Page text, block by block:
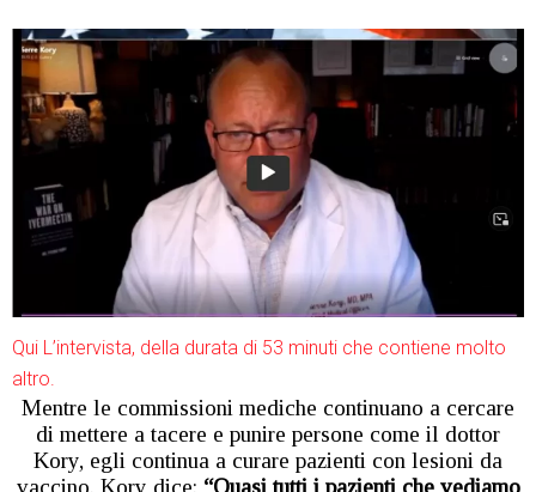
Qui L’intervista, della durata di 53 minuti che contiene molto
altro.
Mentre le commissioni mediche continuano a cercare
di mettere a tacere e punire persone come il dottor
Kory, egli continua a curare pazienti con lesioni da